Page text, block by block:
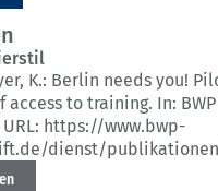
K.: Berlin needs you!
access to training. In:
URL: https://www.bwp-
dienst/